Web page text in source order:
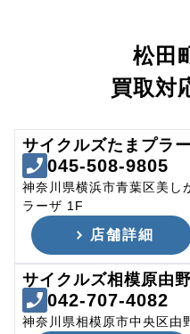
松田
買取対
サイクルズたまプラ
045-508-9805
神奈川県横浜市青葉区美
ラーザ 1F
店舗詳細
サイクルズ相模原由
042-707-4082
神奈川県相模原市中央区由